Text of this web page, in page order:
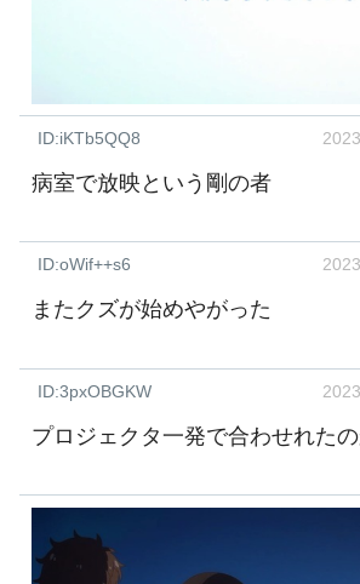
ID:iKTb5QQ8
病室で放映という剛の者
ID:oWif++s6
またクズが始めやがった
ID:3pxOBGKW
プロジェクタ一発で合わせれた